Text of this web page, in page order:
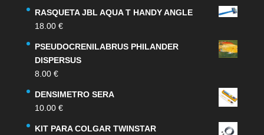
RASQUETA JBL AQUA T HANDY ANGLE
18.00 €
PSEUDOCRENILABRUS PHILANDER
DISPERSUS
8.00 €
DENSIMETRO SERA
10.00 €
KIT PARA COLGAR TWINSTAR